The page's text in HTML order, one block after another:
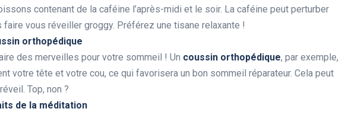
contenant de la caféine l’après-midi et le soir. La caféine peut perturber
vous réveiller groggy. Préférez une tisane relaxante !
orthopédique
des merveilles pour votre sommeil ! Un coussin orthopédique, par exemple,
votre tête et votre cou, ce qui favorisera un bon sommeil réparateur. Cela peut
Top, non ?
de la méditation